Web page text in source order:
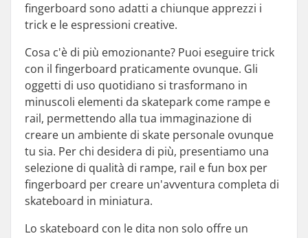
fingerboard sono adatti a chiunque apprezzi i
trick e le espressioni creative.
Cosa c'è di più emozionante? Puoi eseguire trick
con il fingerboard praticamente ovunque. Gli
oggetti di uso quotidiano si trasformano in
minuscoli elementi da skatepark come rampe e
rail, permettendo alla tua immaginazione di
creare un ambiente di skate personale ovunque
tu sia. Per chi desidera di più, presentiamo una
selezione di qualità di rampe, rail e fun box per
fingerboard per creare un'avventura completa di
skateboard in miniatura.
Lo skateboard con le dita non solo offre un